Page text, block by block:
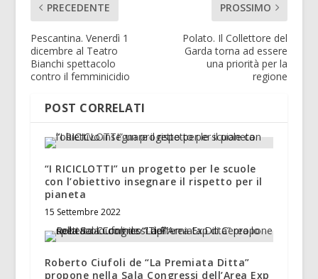
PRECEDENTE
Pescantina. Venerdì 1
dicembre al Teatro
Bianchi spettacolo
contro il femminicidio
PROSSIMO
Polato. Il Collettore del
Garda torna ad essere
una priorità per la
regione
POST CORRELATI
“I RICICLOTTI” un progetto per le scuole
con l’obiettivo insegnare il rispetto per il
pianeta
15 Settembre 2022
Roberto Ciufoli de “La Premiata Ditta”
propone nella Sala Congressi dell’Area Exp